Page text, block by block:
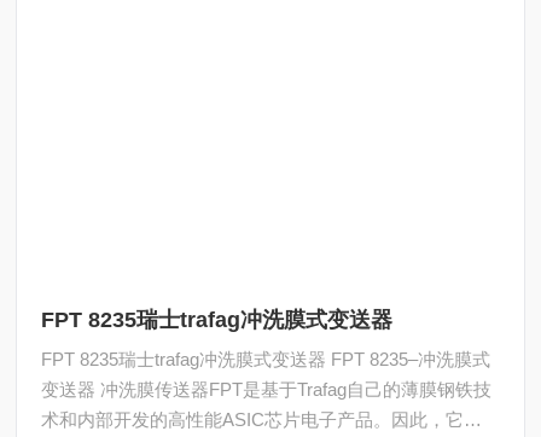
FPT 8235瑞士trafag冲洗膜式变送器
FPT 8235瑞士trafag冲洗膜式变送器 FPT 8235–冲洗膜式
变送器 冲洗膜传送器FPT是基于Trafag自己的薄膜钢铁技
术和内部开发的高性能ASIC芯片电子产品。因此，它可